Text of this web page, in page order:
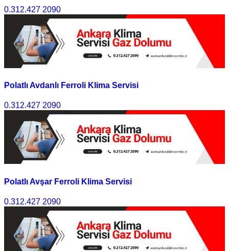
0.312.427 2090
Polatlı Avdanlı Ferroli Klima Servisi
0.312.427 2090
Polatlı Avşar Ferroli Klima Servisi
0.312.427 2090